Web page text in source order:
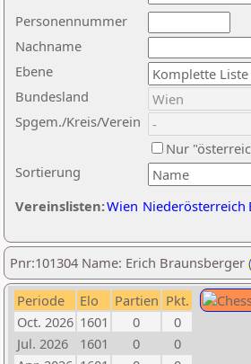
Nachname
Ebene
Sortierung
Personennummer
Bundesland
Spgem./Kreis/Verein
Nur
Vereinslisten:Wien Niederösterreich
Pnr:101304 Name: Erich Braunsberger (
Periode Elo Partien Pkt.
Oct. 2026 1601 0
0
Jul. 2026
1601 0
0